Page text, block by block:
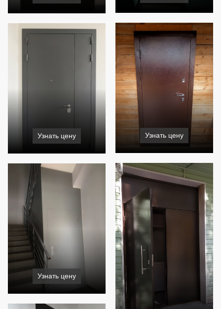
Узнать цену
Узнать цену
Узнать цену